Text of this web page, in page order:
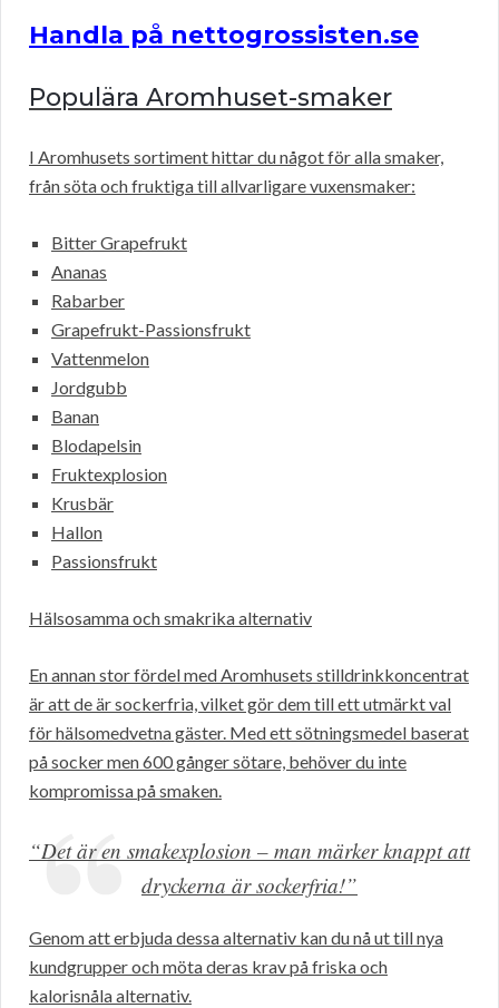
Handla på nettogrossisten.se
Populära Aromhuset-smaker
I Aromhusets sortiment hittar du något för alla smaker,
från söta och fruktiga till allvarligare vuxensmaker:
Bitter Grapefrukt
Ananas
Rabarber
Grapefrukt-Passionsfrukt
Vattenmelon
Jordgubb
Banan
Blodapelsin
Fruktexplosion
Krusbär
Hallon
Passionsfrukt
Hälsosamma och smakrika alternativ
En annan stor fördel med Aromhusets stilldrinkkoncentrat
är att de är sockerfria, vilket gör dem till ett utmärkt val
för hälsomedvetna gäster. Med ett sötningsmedel baserat
på socker men 600 gånger sötare, behöver du inte
kompromissa på smaken.
“Det är en smakexplosion – man märker knappt att
dryckerna är sockerfria!”
Genom att erbjuda dessa alternativ kan du nå ut till nya
kundgrupper och möta deras krav på friska och
kalorisnåla alternativ.